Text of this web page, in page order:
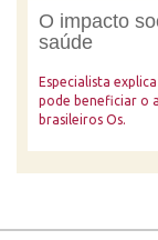
O impacto
saúde
Especialista
pode beneficiar o
brasileiros Os.